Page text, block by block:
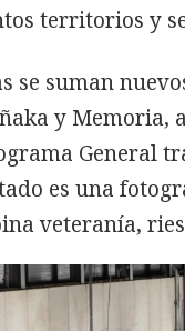
territorios y
se suman
y Memoria,
General
es una
veteranía,